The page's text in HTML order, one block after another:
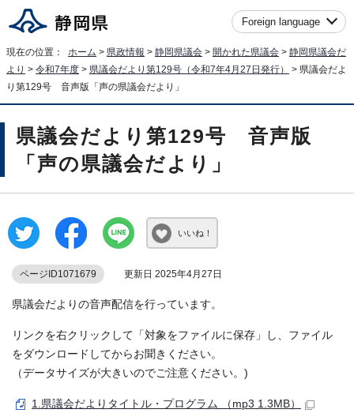
Foreign language
現在の位置： ホーム > 県政情報 > 静岡県議会 > 開かれた県議会 > 静岡県議会だ
より > 令和7年度 > 県議会だより第129号（令和7年4月27日発行）
> 県議会だよ
り第129号 音声版「声の県議会だより」
県議会だより第129号 音声版
「声の県議会だより」
いいね！
ページID1071679 更新日 2025年4月27日
県議会だよりの音声配信を行っています。
リンクを右クリックして「対象をファイルに保存」し、ファイル
をダウンロードしてからお聞きください。
（データサイズが大きいのでご注意ください。)
1.県議会だよりタイトル・プログラム （mp3 1.3MB）